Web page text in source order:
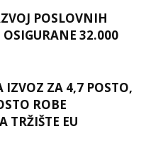
POSLOVNIH
32.000
IZVOZ ZA 4,7 POSTO,
ROBE
TRŽIŠTE EU